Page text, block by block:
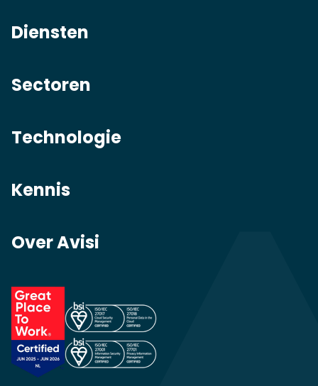
Diensten
Sectoren
Technologie
Kennis
Over Avisi